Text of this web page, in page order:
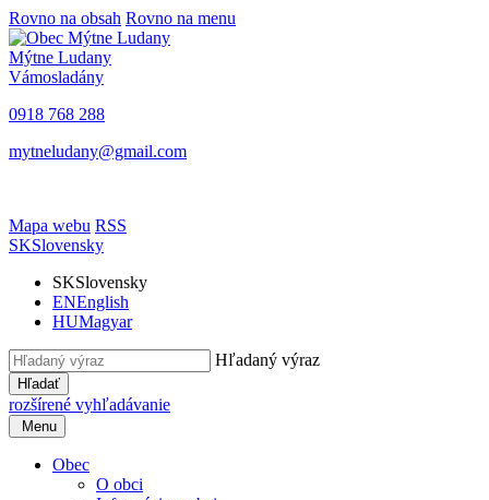
Rovno na obsah Rovno na menu
Mýtne Ludany
Vámosladány
0918 768 288
mytneludany@gmail.com
Mapa webu RSS
SKSlovensky
SKSlovensky
ENEnglish
HUMagyar
Hľadaný výraz
Hľadať
rozšírené vyhľadávanie
Menu
Obec
O obci